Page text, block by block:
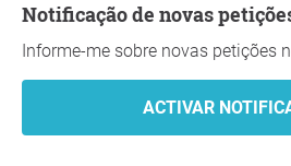
Notificação de novas
Informe-me sobre novas petições